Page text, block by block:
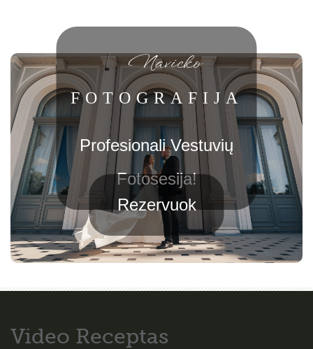
Navicko
FOTOGRAFIJA
Profesionali Vestuvių
Fotosesija!
Rezervuok
Video Receptas